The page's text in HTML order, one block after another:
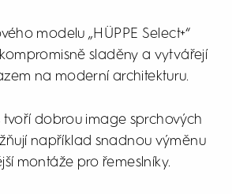
modelu „HÜPPE Select+“
sladěny a vytvářejí
na moderní architekturu.
tvoří dobrou image sprchových
například snadnou výměnu
montáže pro řemeslníky.